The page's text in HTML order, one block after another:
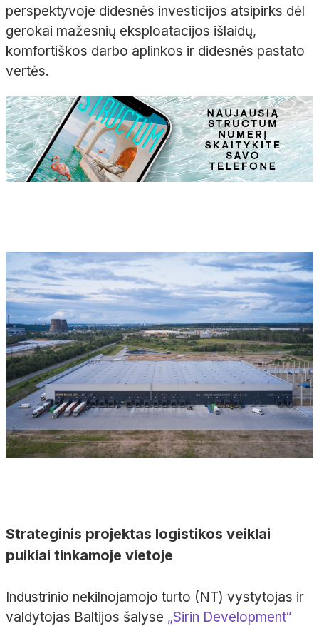
perspektyvoje didesnės investicijos atsipirks dėl
gerokai mažesnių eksploatacijos išlaidų,
komfortiškos darbo aplinkos ir didesnės pastato
vertės.
Strateginis projektas logistikos veiklai
puikiai tinkamoje vietoje
Industrinio nekilnojamojo turto (NT) vystytojas ir
valdytojas Baltijos šalyse „Sirin Development“